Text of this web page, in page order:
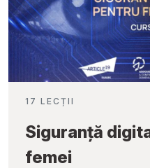
17 LECȚII
Siguranță
femei